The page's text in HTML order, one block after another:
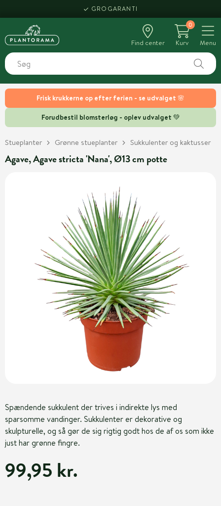
Frisk krukkerne op efter ferien - se udvalget 🌸
Forudbestil blomsterløg - oplev udvalget 💚
GROGARANTI
Find center
0
Kurv
Menu
Stueplanter Grønne stueplanter Sukkulenter og kaktusser
Agave, Agave stricta 'Nana', Ø13 cm potte
Spændende sukkulent der trives i indirekte lys med
sparsomme vandinger. Sukkulenter er dekorative og
skulpturelle, og så gør de sig rigtig godt hos de af os som ikke
just har grønne fingre.
99,95 kr.